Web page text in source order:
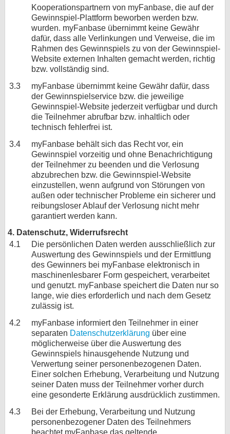
Kooperationspartnern von myFanbase, die auf der
Gewinnspiel-Plattform beworben werden bzw.
wurden. myFanbase übernimmt keine Gewähr
dafür, dass alle Verlinkungen und Verweise, die im
Rahmen des Gewinnspiels zu von der Gewinnspiel-
Website externen Inhalten gemacht werden, richtig
bzw. vollständig sind.
3.3
myFanbase übernimmt keine Gewähr dafür, dass
der Gewinnspielservice bzw. die jeweilige
Gewinnspiel-Website jederzeit verfügbar und durch
die Teilnehmer abrufbar bzw. inhaltlich oder
technisch fehlerfrei ist.
3.4
myFanbase behält sich das Recht vor, ein
Gewinnspiel vorzeitig und ohne Benachrichtigung
der Teilnehmer zu beenden und die Verlosung
abzubrechen bzw. die Gewinnspiel-Website
einzustellen, wenn aufgrund von Störungen von
außen oder technischer Probleme ein sicherer und
reibungsloser Ablauf der Verlosung nicht mehr
garantiert werden kann.
4. Datenschutz, Widerrufsrecht
4.1
Die persönlichen Daten werden ausschließlich zur
Auswertung des Gewinnspiels und der Ermittlung
des Gewinners bei myFanbase elektronisch in
maschinenlesbarer Form gespeichert, verarbeitet
und genutzt. myFanbase speichert die Daten nur so
lange, wie dies erforderlich und nach dem Gesetz
zulässig ist.
4.2
myFanbase informiert den Teilnehmer in einer
separaten Datenschutzerklärung über eine
möglicherweise über die Auswertung des
Gewinnspiels hinausgehende Nutzung und
Verwertung seiner personenbezogenen Daten.
Einer solchen Erhebung, Verarbeitung und Nutzung
seiner Daten muss der Teilnehmer vorher durch
eine gesonderte Erklärung ausdrücklich zustimmen.
4.3
Bei der Erhebung, Verarbeitung und Nutzung
personenbezogener Daten des Teilnehmers
beachtet myFanbase das geltende